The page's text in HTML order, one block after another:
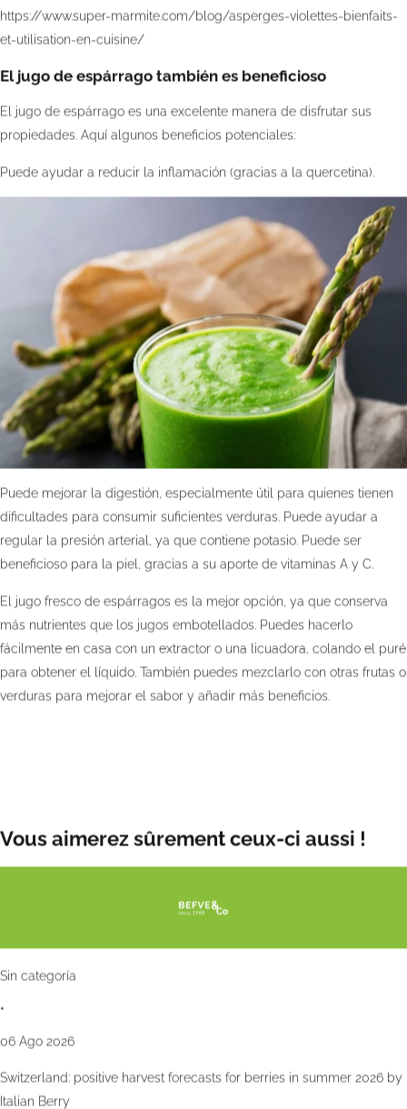
https://www.super-marmite.com/blog/asperges-violettes-bienfaits-
et-utilisation-en-cuisine/
El jugo de espárrago también es beneficioso
El jugo de espárrago es una excelente manera de disfrutar sus
propiedades. Aquí algunos beneficios potenciales:
Puede ayudar a reducir la inflamación (gracias a la quercetina).
Puede mejorar la digestión, especialmente útil para quienes tienen
dificultades para consumir suficientes verduras. Puede ayudar a
regular la presión arterial, ya que contiene potasio. Puede ser
beneficioso para la piel, gracias a su aporte de vitaminas A y C.
El jugo fresco de espárragos es la mejor opción, ya que conserva
más nutrientes que los jugos embotellados. Puedes hacerlo
fácilmente en casa con un extractor o una licuadora, colando el puré
para obtener el líquido. También puedes mezclarlo con otras frutas o
verduras para mejorar el sabor y añadir más beneficios.
Vous aimerez sûrement ceux-ci aussi !
Sin categoría
•
06 Ago 2026
Switzerland: positive harvest forecasts for berries in summer 2026 by
Italian Berry